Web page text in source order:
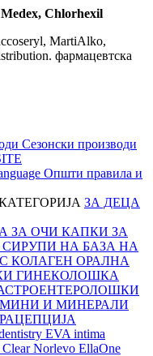
Chlorhexil
MartiAlko,
фармацевтска
Сезонски производи
Општи правила и
ЗА ДЕЦА
ЗА ОЧИ КАПКИ ЗА
СИРУПИ НА БАЗА НА
КОЛАГЕН ОРАЛНА
ГИНЕКОЛОШКА
И МИНЕРАЛИ
EVA intima
Clear Norlevo EllaOne